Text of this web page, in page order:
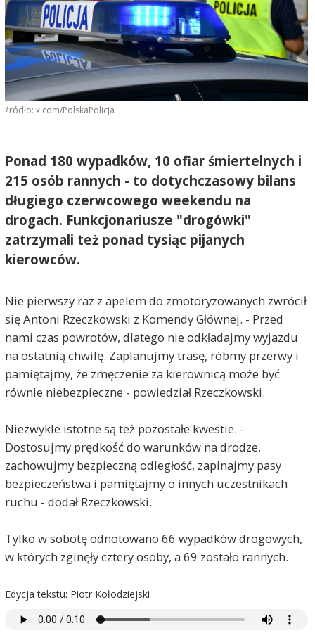
źródło: x.com/PolskaPolicja
Ponad 180 wypadków, 10 ofiar śmiertelnych i
215 osób rannych - to dotychczasowy bilans
długiego czerwcowego weekendu na
drogach. Funkcjonariusze "drogówki"
zatrzymali też ponad tysiąc pijanych
kierowców.
Nie pierwszy raz z apelem do zmotoryzowanych zwrócił
się Antoni Rzeczkowski z Komendy Głównej. - Przed
nami czas powrotów, dlatego nie odkładajmy wyjazdu
na ostatnią chwilę. Zaplanujmy trasę, róbmy przerwy i
pamiętajmy, że zmęczenie za kierownicą może być
równie niebezpieczne - powiedział Rzeczkowski.
Niezwykle istotne są też pozostałe kwestie. -
Dostosujmy prędkość do warunków na drodze,
zachowujmy bezpieczną odległość, zapinajmy pasy
bezpieczeństwa i pamiętajmy o innych uczestnikach
ruchu - dodał Rzeczkowski.
Tylko w sobotę odnotowano 66 wypadków drogowych,
w których zginęły cztery osoby, a 69 zostało rannych.
Edycja tekstu: Piotr Kołodziejski